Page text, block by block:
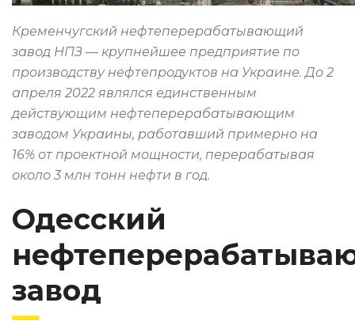
Кременчугский нефтеперерабатывающий
завод НПЗ — крупнейшее предприятие по
производству нефтепродуктов на Украине. До 2
апреля 2022 являлся единственным
действующим нефтеперерабатывающим
заводом Украины, работавший примерно на
16% от проектной мощности, перерабатывая
около 3 млн тонн нефти в год.
Одесский
завод